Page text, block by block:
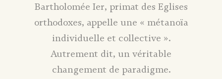
Bartholomée Ier, primat des Eglises
orthodoxes, appelle une « métanoïa
individuelle et collective ».
Autrement dit, un véritable
changement de paradigme.